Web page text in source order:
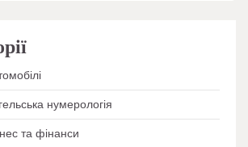
нумерологія
та фінанси